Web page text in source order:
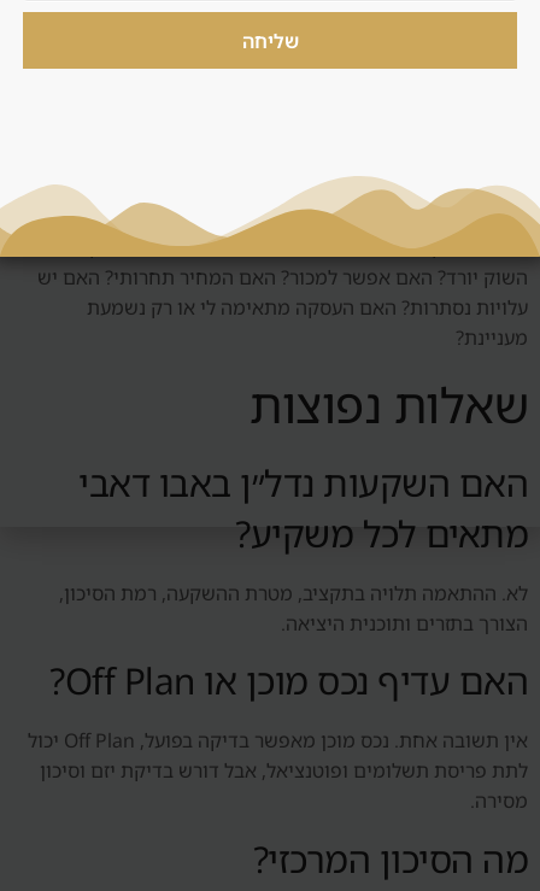
מתחייב.
שאלות שצריך לשאול לפני
לפני החלטה סביב אבו דאבי, צריך לשאול: מי השוכר הטבעי?
האם יש ביקוש אמיתי? כמה עולה לנהל את הנכס? מה קורה אם
השוק יורד? האם אפשר למכור? האם המחיר תחרותי? האם יש
עלויות נסתרות? האם העסקה מתאימה לי או רק נשמעת
מעניינת?
שאלות נפוצות
האם השקעות נדל״ן באבו דאבי
מתאים לכל משקיע?
לא. ההתאמה תלויה בתקציב, מטרת ההשקעה, רמת הסיכון,
הצורך בתזרים ותוכנית היציאה.
האם עדיף נכס מוכן או Off Plan?
אין תשובה אחת. נכס מוכן מאפשר בדיקה בפועל, Off Plan יכול
לתת פריסת תשלומים ופוטנציאל, אבל דורש בדיקת יזם וסיכון
מסירה.
מה הסיכון המרכזי?
שליחה